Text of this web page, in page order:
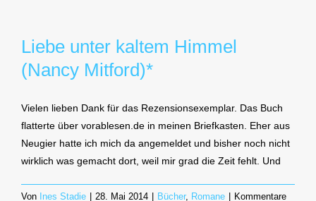
Liebe unter kaltem Himmel
(Nancy Mitford)*
Vielen lieben Dank für das Rezensionsexemplar. Das Buch
flatterte über vorablesen.de in meinen Briefkasten. Eher aus
Neugier hatte ich mich da angemeldet und bisher noch nicht
wirklich was gemacht dort, weil mir grad die Zeit fehlt. Und
Von Ines Stadie | 28. Mai 2014 | Bücher, Romane | Kommentare